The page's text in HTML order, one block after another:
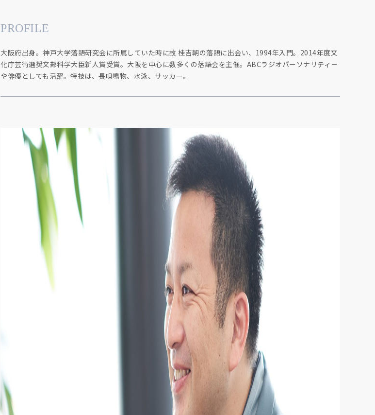
PROFILE
大阪府出身。神戸大学落語研究会に所属していた時に故 桂吉朝の落語に出会い、1994年入門。2014年度文
化庁芸術選奨文部科学大臣新人賞受賞。大阪を中心に数多くの落語会を主催。ABCラジオパーソナリティ－
や俳優としても活躍。特技は、長唄鳴物、水泳、サッカー。